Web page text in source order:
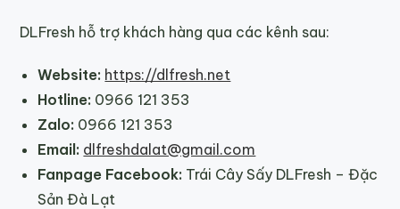
DLFresh hỗ trợ khách hàng qua các kênh sau:
Website: https://dlfresh.net
Hotline: 0966 121 353
Zalo: 0966 121 353
Email: dlfreshdalat@gmail.com
Fanpage Facebook: Trái Cây Sấy DLFresh – Đặc
Sản Đà Lạt